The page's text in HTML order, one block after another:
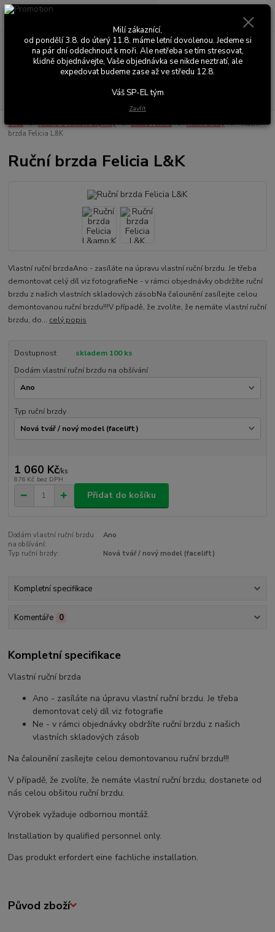
Menu
+420 603 411 581
0,00 Kč
Úvod Kožené a látkové doplňky Škoda Felicia Ruční brzdy
Ruční
brzda Felicia L&K
Ruční brzda Felicia L&K
Vlastní ruční brzdaAno - zasíláte na úpravu vlastní ruční brzdu. Je třeba
demontovat celý díl viz fotografieNe - v rámci objednávky obdržíte ruční
brzdu z našich vlastních skladových zásobNa čalounění zasílejte celou
demontovanou ruční brzdu!!!V případě, že zvolíte, že nemáte vlastní ruční
brzdu, do... celý popis
Dostupnost
skladem 100 ks
Dodám vlastní ruční brzdu na obšívání
Typ ruční brzdy
1 060 Kč/ks
876 Kč bez DPH
Přidat do košíku
Dodám vlastní ruční brzdu
na obšívání:
Ano
Typ ruční brzdy:
Nová tvář / nový model (facelift)
Kompletní specifikace
Komentáře 0
Kompletní specifikace
Vlastní ruční brzda
Ano - zasíláte na úpravu vlastní ruční brzdu. Je třeba
demontovat celý díl viz fotografie
Ne - v rámci objednávky obdržíte ruční brzdu z našich
vlastních skladových zásob
Na čalounění zasílejte celou demontovanou ruční brzdu!!!
V případě, že zvolíte, že nemáte vlastní ruční brzdu, dostanete od
nás celou obšitou ruční brzdu.
Výrobek vyžaduje odbornou montáž.
Installation by qualified personnel only.
Das produkt erfordert eine fachliche installation.
Původ zboží
Milí zákaznící,
od pondělí 3.8. do úterý 11.8. máme letní dovolenou. Jedeme si
na pár dní oddechnout k moři. Ale netřeba se tím stresovat,
klidně objednávejte, Vaše objednávka se nikde neztratí, ale
expedovat budeme zase až ve středu 12.8.
Váš SP-EL tým
Zavřít